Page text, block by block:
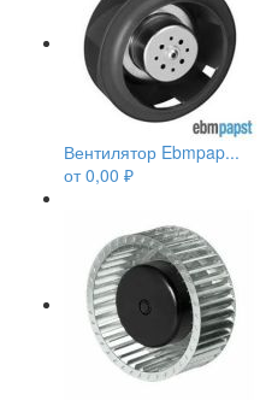
Вентилятор Ebmpap...
от0,00 ₽